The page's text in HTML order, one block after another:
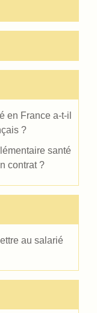
en France a-t-il
?
santé
contrat ?
au salarié